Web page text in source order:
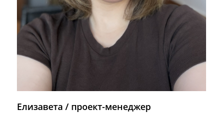
Елизавета / проект-менеджер